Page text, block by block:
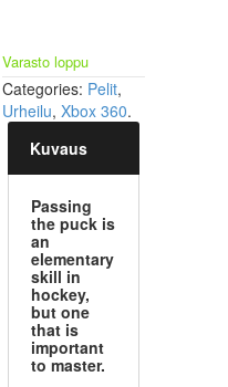
Varasto loppu
Categories: Pelit,
Urheilu, Xbox 360.
Kuvaus
Passing
the puck is
an
elementary
skill in
hockey,
but one
that is
important
to master.